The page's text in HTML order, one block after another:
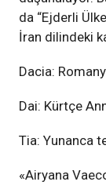
da “Ejderli
İran dilindeki
Dacia:
Dai: Kürtçe
Tia: Yunanca
«Airyana